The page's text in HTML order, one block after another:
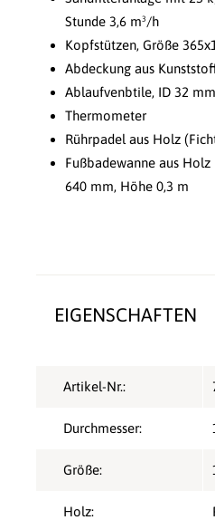
Stunde 3,6 m³/h
Kopfstützen, Größe
Abdeckung aus
Ablaufvenbtile, ID 32
Thermometer
Rührpadel aus Holz
Fußbadewanne aus
640 mm, Höhe 0,3 m
EIGENSCHAFTEN
Artikel-Nr.:
Durchmesser:
Größe:
Holz: